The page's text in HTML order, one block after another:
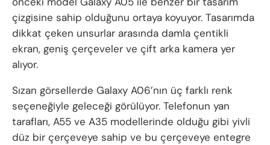
çizgisine sahip olduğunu ortaya koyuyor. Tasarımda
dikkat çeken unsurlar arasında damla çentikli
ekran, geniş çerçeveler ve çift arka kamera yer
alıyor.
Sızan görsellerde Galaxy A06’nın üç farklı renk
seçeneğiyle geleceği görülüyor. Telefonun yan
tarafları, A55 ve A35 modellerinde olduğu gibi yivli
düz bir çerçeveye sahip ve bu çerçeveye entegre